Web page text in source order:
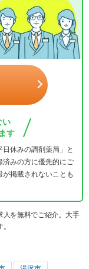
い
す
日休みの調剤薬局」と
済みの方に優先的にご
掲載されないことも
人を無料でご紹介。大手